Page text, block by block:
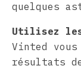
quelques
Utilisez
Vinted
résultats